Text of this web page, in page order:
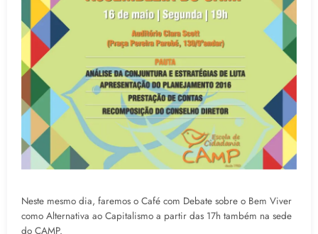
Neste mesmo dia, faremos o Café com Debate sobre o Bem Viver
como Alternativa ao Capitalismo a partir das 17h também na sede
do CAMP.